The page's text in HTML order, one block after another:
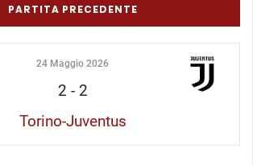
PARTITA PRECEDENTE
24 Maggio 2026
2 - 2
Torino-Juventus